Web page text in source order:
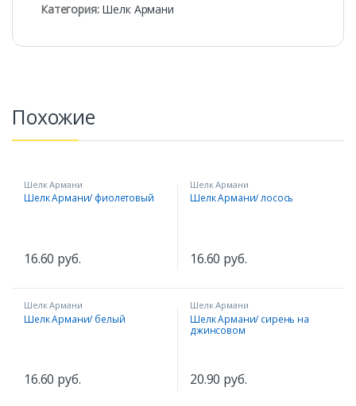
Категория: Шелк Армани
Похожие
Шелк Армани
Шелк Армани/ фиолетовый
16.60 руб.
Шелк Армани
Шелк Армани/ лосось
16.60 руб.
Шелк Армани
Шелк Армани/ белый
16.60 руб.
Шелк Армани
Шелк Армани/ сирень на
джинсовом
20.90 руб.